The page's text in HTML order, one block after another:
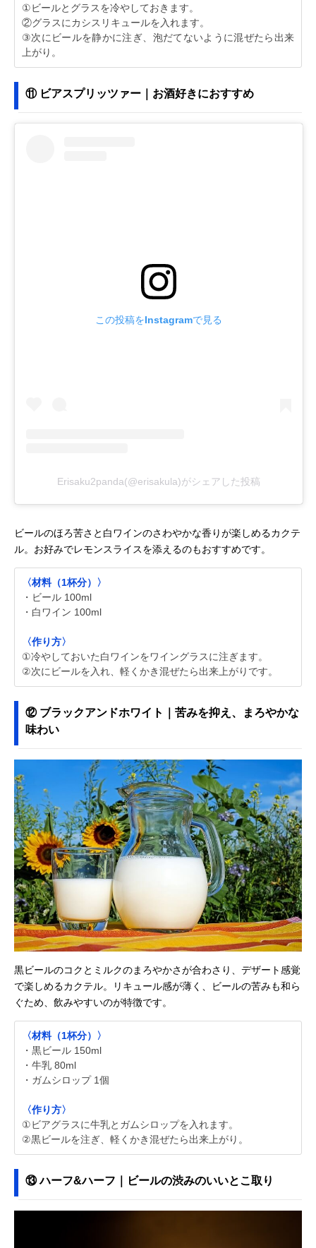
①ビールとグラスを冷やしておきます。
②グラスにカシスリキュールを入れます。
③次にビールを静かに注ぎ、泡だてないように混ぜたら出来
上がり。
⑪ ビアスプリッツァー｜お酒好きにおすすめ
この投稿をInstagramで見る
Erisaku2panda(@erisakula)がシェアした投稿
ビールのほろ苦さと白ワインのさわやかな香りが楽しめるカクテ
ル。お好みでレモンスライスを添えるのもおすすめです。
〈材料（1杯分）〉
・ビール 100ml
・白ワイン 100ml
〈作り方〉
①冷やしておいた白ワインをワイングラスに注ぎます。
②次にビールを入れ、軽くかき混ぜたら出来上がりです。
⑫ ブラックアンドホワイト｜苦みを抑え、まろやかな
味わい
黒ビールのコクとミルクのまろやかさが合わさり、デザート感覚
で楽しめるカクテル。リキュール感が薄く、ビールの苦みも和ら
ぐため、飲みやすいのが特徴です。
〈材料（1杯分）〉
・黒ビール 150ml
・牛乳 80ml
・ガムシロップ 1個
〈作り方〉
①ビアグラスに牛乳とガムシロップを入れます。
②黒ビールを注ぎ、軽くかき混ぜたら出来上がり。
⑬ ハーフ&ハーフ｜ビールの渋みのいいとこ取り